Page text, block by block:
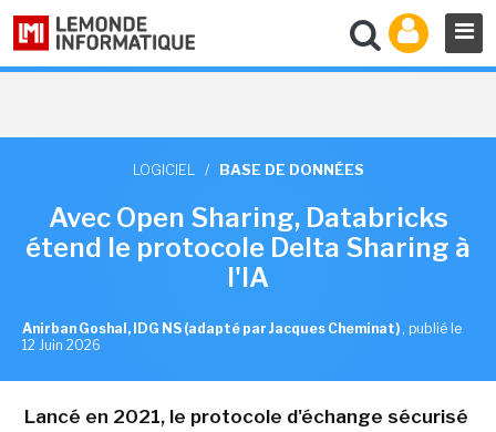
LOGICIEL / BASE DE DONNÉES
Avec Open Sharing, Databricks
étend le protocole Delta Sharing à
l'IA
Anirban Goshal, IDG NS (adapté par Jacques Cheminat) , publié le
12 Juin 2026
Lancé en 2021, le protocole d'échange sécurisé